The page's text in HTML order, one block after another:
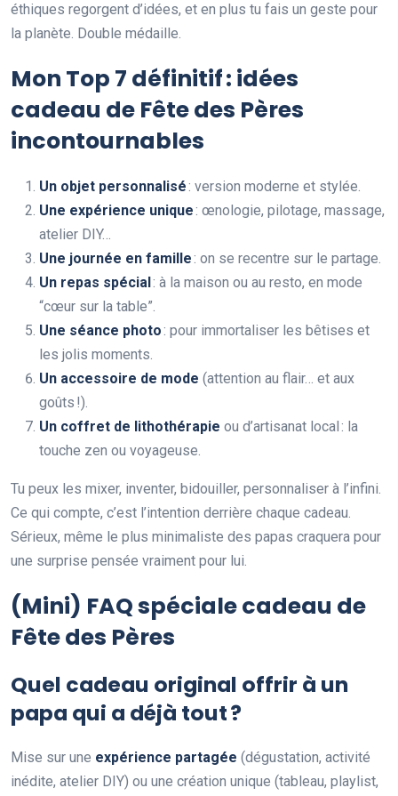
éthiques regorgent d’idées, et en plus tu fais un geste pour
la planète. Double médaille.
Mon Top 7 définitif : idées
cadeau de Fête des Pères
incontournables
Un objet personnalisé: version moderne et stylée.
Une expérience unique: œnologie, pilotage, massage,
atelier DIY…
Une journée en famille: on se recentre sur le partage.
Un repas spécial : à la maison ou au resto, en mode
“cœur sur la table”.
Une séance photo: pour immortaliser les bêtises et
les jolis moments.
Un accessoire de mode (attention au flair… et aux
goûts !).
Un coffret de lithothérapie ou d’artisanat local : la
touche zen ou voyageuse.
Tu peux les mixer, inventer, bidouiller, personnaliser à l’infini.
Ce qui compte, c’est l’intention derrière chaque cadeau.
Sérieux, même le plus minimaliste des papas craquera pour
une surprise pensée vraiment pour lui.
(Mini) FAQ spéciale cadeau de
Fête des Pères
Quel cadeau original offrir à un
papa qui a déjà tout ?
Mise sur une expérience partagée (dégustation, activité
inédite, atelier DIY) ou une création unique (tableau, playlist,